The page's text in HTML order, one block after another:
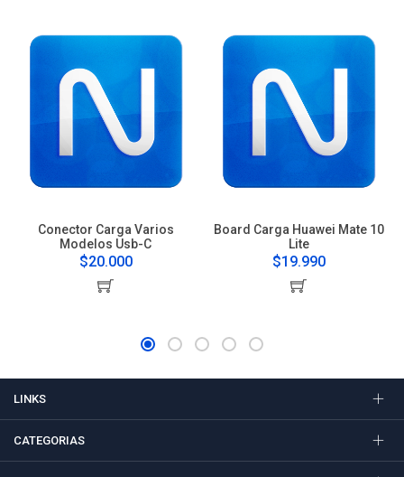
Conector Carga Varios
Modelos Usb-C
$20.000
Board Carga Huawei Mate 10
Lite
$19.990
LINKS
CATEGORIAS